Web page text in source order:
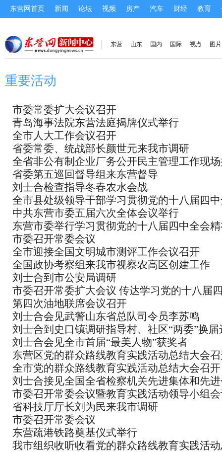
东营网首页 新闻 论坛 视频 房产 汽车 财经 教育
东营 山东 国内 国际 视点 图片
重要活动
市委常委扩大会议召开
青岛海事法院东营法庭揭牌仪式举行
全市人大工作会议召开
省委常委、统战部长颜世元来我市调研
全省非公有制企业厂务公开民主管理工作现
议在东营召开
省委第五巡回督导组来东营督导
刘士合检查指导冬春农水会战
全市县处级领导干部学习贯彻党的十八届四
神轮训班开班
中共东营市委五届六次全体会议举行
东营市委举行学习贯彻党的十八届四中全会
报告会
市委召开常委会议
全市迎接全国文明城市测评工作会议召开
全国政协考察组来我市视察农高区创建工作
刘士合到市公安局调研
市委召开常委扩大会议 传达学习党的十八届
会精神
第四次油地联席会议召开
刘士合会见武警山东省总队司令员李苏鸣
刘士合到史口镇调研指导村、社区“两委”换
作
刘士合会见全市首届“最美人物”获奖者
东营区党的群众路线教育实践活动总结大会
全市党的群众路线教育实践活动总结大会召开
刘士合接见全国全省检察机关先进集体和先
表并到市检察院调研
市委召开常委会议暨教育实践活动领导小组
省科技厅厅长刘为民来我市调研
市委召开常委会议
东营疏港铁路奠基仪式举行
我市组织收听收看党的群众路线教育实践活